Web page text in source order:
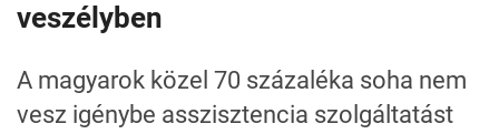
veszélyben
A magyarok közel 70 százaléka soha nem
vesz igénybe asszisztencia szolgáltatást